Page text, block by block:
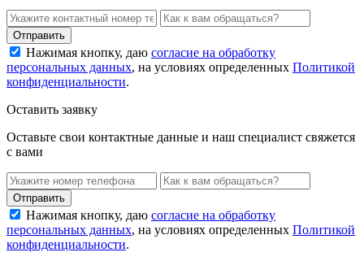
Нажимая кнопку, даю согласие на обработку
персональных данных, на условиях определенных Политикой
конфиденциальности.
Оставить заявку
Оставьте свои контактные данные и наш специалист свяжется
с вами
Нажимая кнопку, даю согласие на обработку
персональных данных, на условиях определенных Политикой
конфиденциальности.